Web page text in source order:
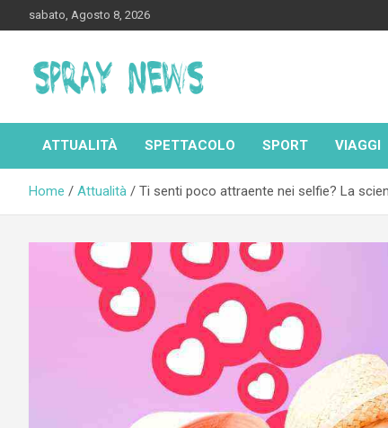
to
sabato, Agosto 8, 2026
Spraynews.it
ATTUALITÀ SPETTACOLO SPORT VIAGGI
Home Attualità Ti senti poco attraente nei selfie? La